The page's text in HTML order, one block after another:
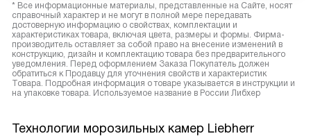
* Все информационные материалы, представленные на Сайте, носят
справочный характер и не могут в полной мере передавать
достоверную информацию о свойствах, комплектации и
характеристиках товара, включая цвета, размеры и формы. Фирма-
производитель оставляет за собой право на внесение изменений в
конструкцию, дизайн и комплектацию товара без предварительного
уведомления. Перед оформлением Заказа Покупатель должен
обратиться к Продавцу для уточнения свойств и характеристик
Товара. Подробная информация о товаре указывается в инструкции и
на упаковке товара. Используемое название в России Либхер
Технологии морозильных камер Liebherr